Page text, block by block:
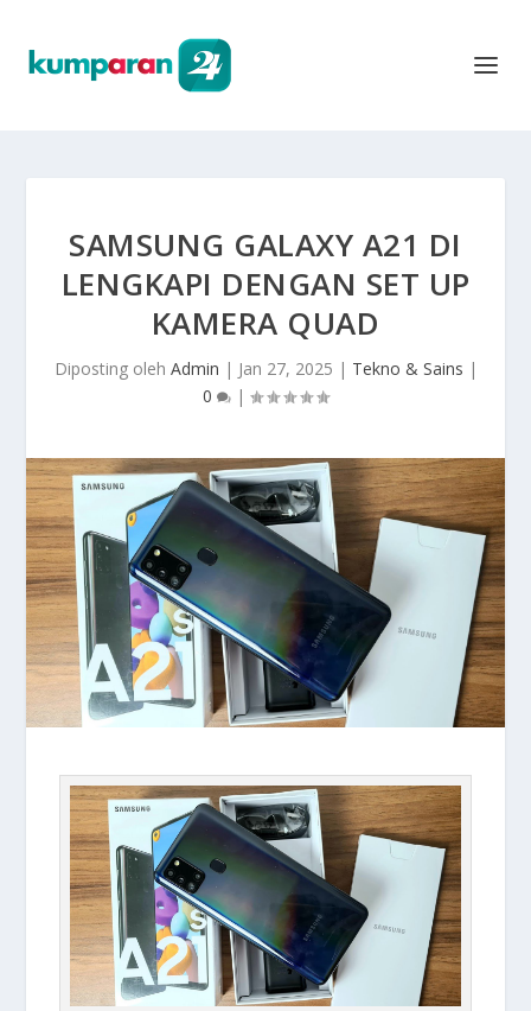
SAMSUNG GALAXY A21 DI
LENGKAPI DENGAN SET UP
KAMERA QUAD
Diposting oleh Admin | Jan 27, 2025 | Tekno & Sains |
0
|